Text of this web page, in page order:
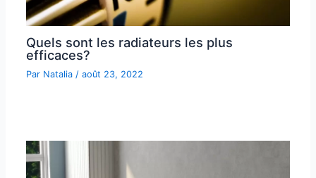
Quels sont les radiateurs les plus
efficaces?
Par Natalia /août 23, 2022